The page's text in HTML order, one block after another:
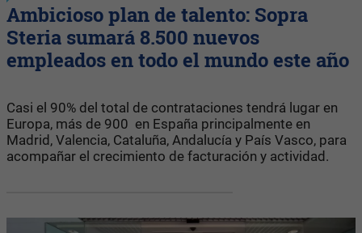
Ambicioso plan de talento: Sopra
Steria sumará 8.500 nuevos
empleados en todo el mundo este año
Casi el 90% del total de contrataciones tendrá lugar en
Europa, más de 900 en España principalmente en
Madrid, Valencia, Cataluña, Andalucía y País Vasco, para
acompañar el crecimiento de facturación y actividad.